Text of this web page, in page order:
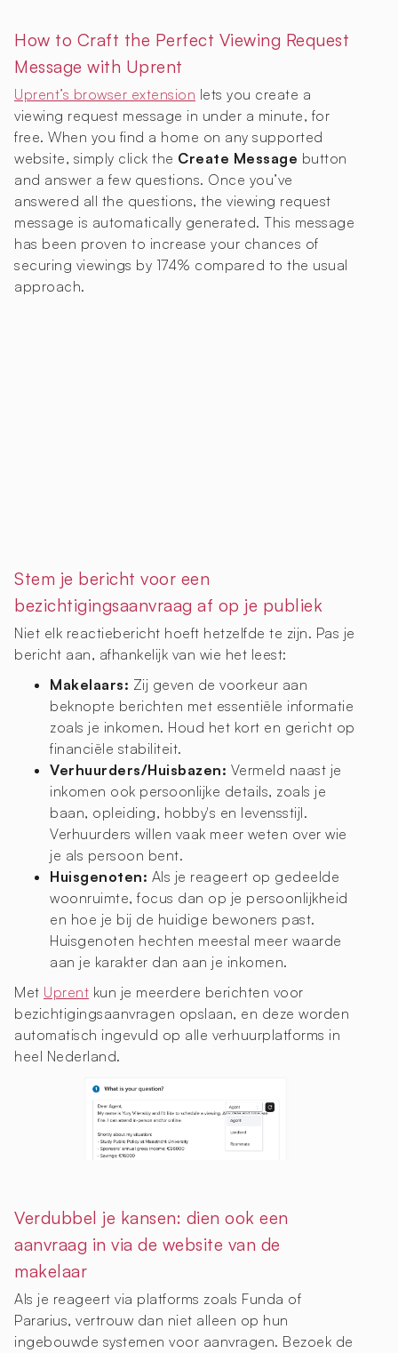
How to Craft the Perfect Viewing Request
Message with Uprent
Uprent’s browser extension lets you create a
viewing request message in under a minute, for
free. When you find a home on any supported
website, simply click the Create Message button
and answer a few questions. Once you’ve
answered all the questions, the viewing request
message is automatically generated. This message
has been proven to increase your chances of
securing viewings by 174% compared to the usual
approach.
Stem je bericht voor een
bezichtigingsaanvraag af op je publiek
Niet elk reactiebericht hoeft hetzelfde te zijn. Pas je
bericht aan, afhankelijk van wie het leest:
Makelaars: Zij geven de voorkeur aan
beknopte berichten met essentiële informatie
zoals je inkomen. Houd het kort en gericht op
financiële stabiliteit.
Verhuurders/Huisbazen: Vermeld naast je
inkomen ook persoonlijke details, zoals je
baan, opleiding, hobby's en levensstijl.
Verhuurders willen vaak meer weten over wie
je als persoon bent.
Huisgenoten: Als je reageert op gedeelde
woonruimte, focus dan op je persoonlijkheid
en hoe je bij de huidige bewoners past.
Huisgenoten hechten meestal meer waarde
aan je karakter dan aan je inkomen.
Met Uprent kun je meerdere berichten voor
bezichtigingsaanvragen opslaan, en deze worden
automatisch ingevuld op alle verhuurplatforms in
heel Nederland.
Verdubbel je kansen: dien ook een
aanvraag in via de website van de
makelaar
Als je reageert via platforms zoals Funda of
Pararius, vertrouw dan niet alleen op hun
ingebouwde systemen voor aanvragen. Bezoek de